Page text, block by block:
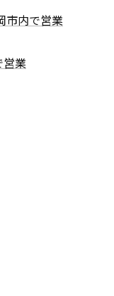
市内で営業
営業